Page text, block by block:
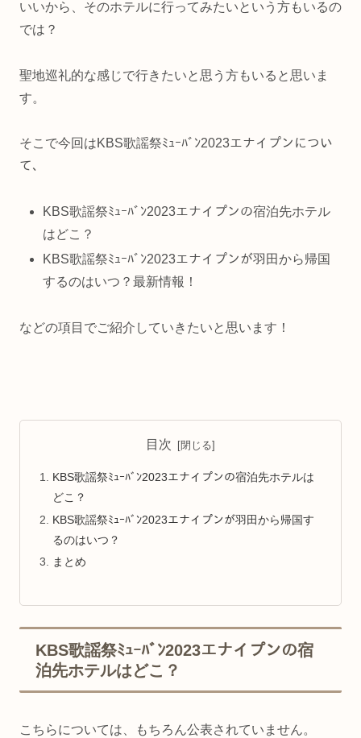
いいから、そのホテルに行ってみたいという方もいるの
では？
聖地巡礼的な感じで行きたいと思う方もいると思いま
す。
そこで今回はKBS歌謡祭ﾐｭｰﾊﾞﾝ2023エナイプンについ
て、
KBS歌謡祭ﾐｭｰﾊﾞﾝ2023エナイプンの宿泊先ホテル
はどこ？
KBS歌謡祭ﾐｭｰﾊﾞﾝ2023エナイプンが羽田から帰国
するのはいつ？最新情報！
などの項目でご紹介していきたいと思います！
目次
KBS歌謡祭ﾐｭｰﾊﾞﾝ2023エナイプンの宿泊先ホテルは
どこ？
KBS歌謡祭ﾐｭｰﾊﾞﾝ2023エナイプンが羽田から帰国す
るのはいつ？
まとめ
KBS歌謡祭ﾐｭｰﾊﾞﾝ2023エナイプンの宿
泊先ホテルはどこ？
こちらについては、もちろん公表されていません。